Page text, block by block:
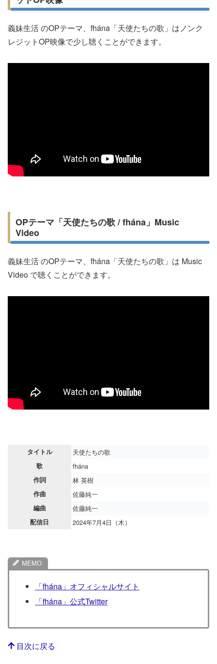
義妹生活 のOPテーマ、fhána「天使たちの歌」はノンク
レジットOP映像で少し聴くことができます。
OPテーマ「天使たちの歌 / fhána」Music
Video
義妹生活 のOPテーマ、fhána「天使たちの歌」は Music
Video で聴くことができます。
タイトル 天使たちの歌
歌 fhána
作詞 林 英樹
作曲 佐藤純一
編曲 佐藤純一
配信日 2024年7月4日（木）
「fhána」オフィシャルサイト
「fhána」公式Twitter
目次に戻る